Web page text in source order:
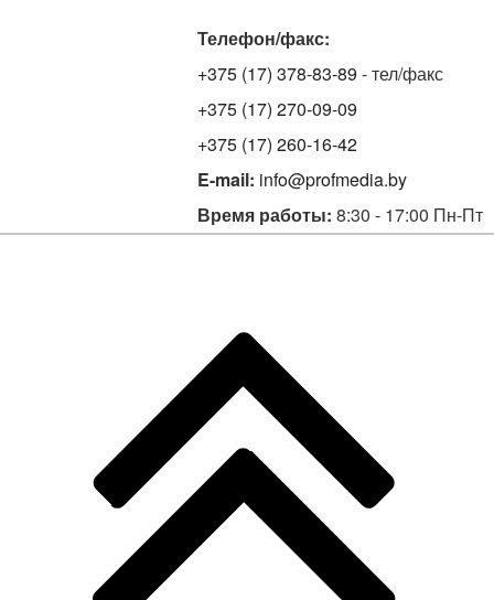
В новой редакции изложенп. 16Положения.
Телефон/факс:
+375 (17) 378-83-89 - тел/факс
+375 (17) 270-09-09
+375 (17) 260-16-42
E-mail: info@profmedia.by
Время работы: 8:30 - 17:00 Пн-Пт